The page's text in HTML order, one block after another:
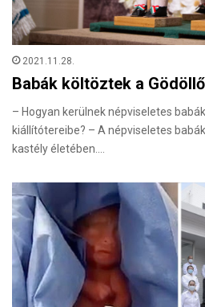
2021.11.28.
Babák költöztek a
– Hogyan kerülnek népviseletes
kiállítótereibe? – A népviseletes
kastély életében.…